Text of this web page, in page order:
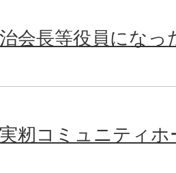
会長等役員になっ
籾コミュニティホ